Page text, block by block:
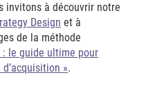
invitons à découvrir notre
Design et à
de la méthode
: le guide ultime pour
».